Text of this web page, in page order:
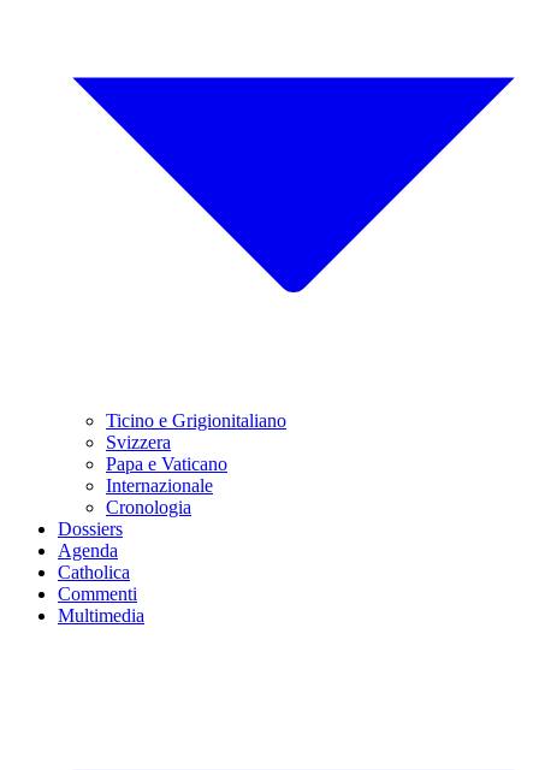
Ticino e Grigionitaliano
Svizzera
Papa e Vaticano
Internazionale
Cronologia
Dossiers
Agenda
Catholica
Commenti
Multimedia